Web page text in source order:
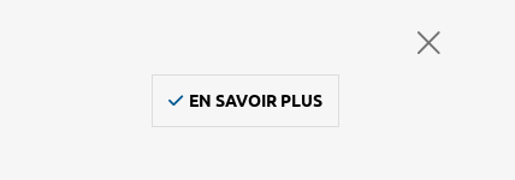
EN SAVOIR PLUS